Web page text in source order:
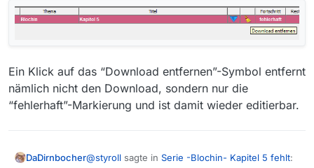
Ein Klick auf das “Download entfernen”-Symbol entfernt
nämlich nicht den Download, sondern nur die
“fehlerhaft”-Markierung und ist damit wieder editierbar.
DaDirnbocher@styroll sagte in Serie -Blochin- Kapitel 5 fehlt: